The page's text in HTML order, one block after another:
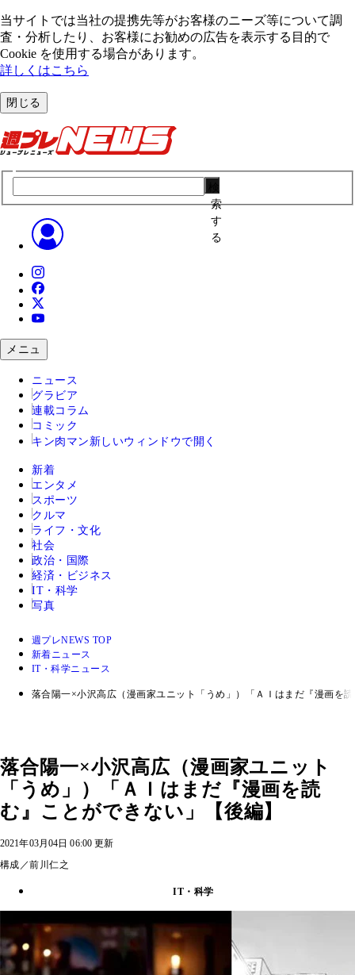
当サイトでは当社の提携先等がお客様のニーズ等について調
査・分析したり、お客様にお勧めの広告を表⽰する⽬的で
Cookie を使⽤する場合があります。
詳しくはこちら
閉じる
索
す
る
メニュ
ニュース
グラビア
連載コラム
コミック
キン肉マン 新しいウィンドウで開く
新着
エンタメ
スポーツ
クルマ
ライフ・文化
社会
政治・国際
経済・ビジネス
IT・科学
写真
週プレNEWS TOP
新着ニュース
IT・科学ニュース
落合陽一×小沢高広（漫画家ユニット「うめ」）「ＡＩはまだ『漫画を
落合陽一×小沢高広（漫画家ユニット
「うめ」）「ＡＩはまだ『漫画を読
む』ことができない」【後編】
2021年03月04日 06:00 更新
構成／前川仁之
IT・科学